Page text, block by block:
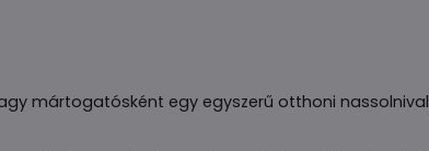
mártogatósként egy egyszerű otthoni